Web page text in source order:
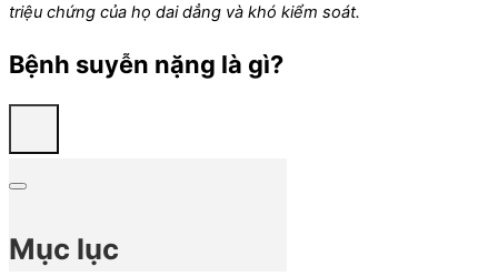
triệu chứng của họ dai dẳng và khó kiểm soát.
Bệnh suyễn nặng là gì?
Mục lục